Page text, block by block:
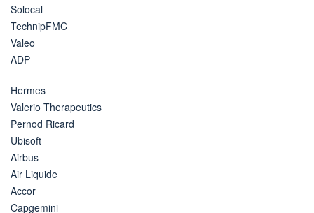
Solocal
TechnipFMC
Valeo
ADP
Hermes
Valerio Therapeutics
Pernod Ricard
Ubisoft
Airbus
Air Liquide
Accor
Capgemini